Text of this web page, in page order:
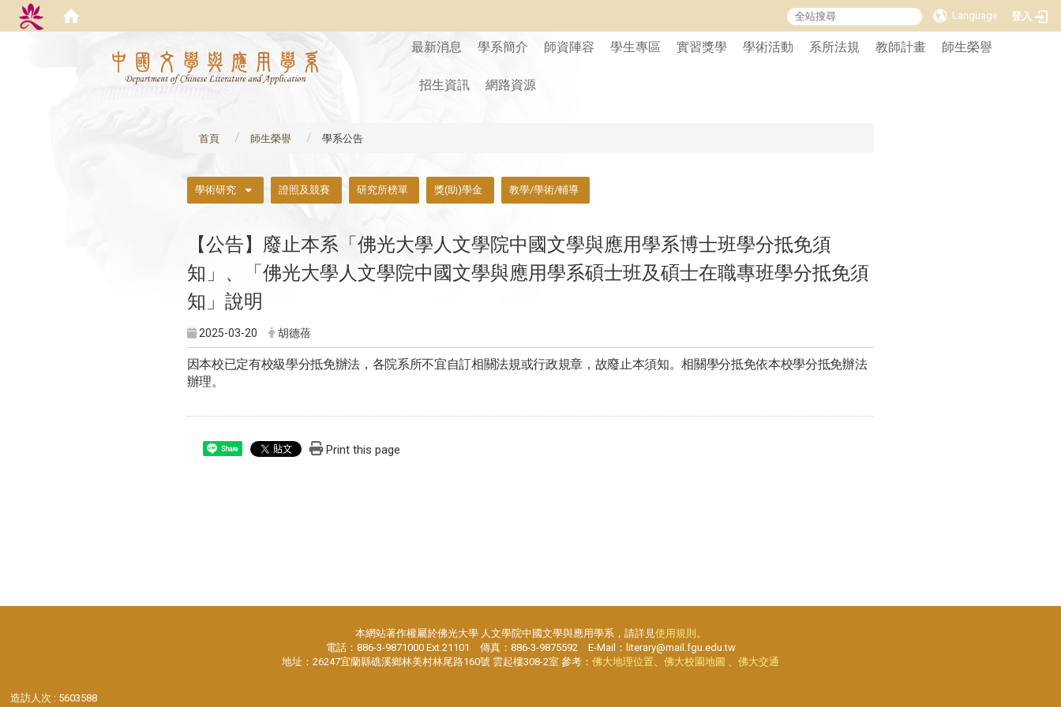
Language 登入
最新消息 學系簡介 師資陣容 學生專區 實習獎學 學術活動 系所法規 教師計畫 師生榮譽
招生資訊 網路資源
首頁 師生榮譽 學系公告
學術研究 證照及競賽 研究所榜單 獎(助)學金 教學/學術/輔導
【公告】廢止本系 「佛光大學人文學院中國文學與應用學系博士班學分抵免須
知」、「佛光大學人文學院中國文學與應用學系碩士班及碩士在職專班學分抵免須
知」說明
2025-03-20 胡德蓓
因本校已定有校級學分抵免辦法，各院系所不宜自訂相關法規或行政規章，故廢止本須知。相關學分抵免依本校學分抵免辦法
辦理。
Share Print this page
本網站著作權屬於佛光大學 人文學院中國文學與應用學系，請詳見使用規則 。
電話：886-3-9871000 Ext.21101 傳真：886-3-9875592 E-Mail：literary@mail.fgu.edu.tw
地址：26247宜蘭縣礁溪鄉林美村林尾路160號 雲起樓308-2室 參考： 佛大地理位置、 佛大校園地圖 、 佛大交通
造訪人次 : 5603588